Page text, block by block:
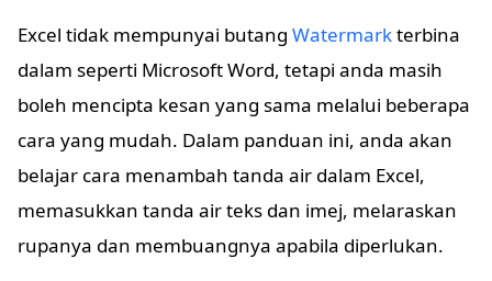
Excel tidak mempunyai butang Watermarkterbina
dalam seperti Microsoft Word, tetapi anda masih
boleh mencipta kesan yang sama melalui beberapa
cara yang mudah. Dalam panduan ini, anda akan
belajar cara menambah tanda air dalam Excel,
memasukkan tanda air teks dan imej, melaraskan
rupanya dan membuangnya apabila diperlukan.